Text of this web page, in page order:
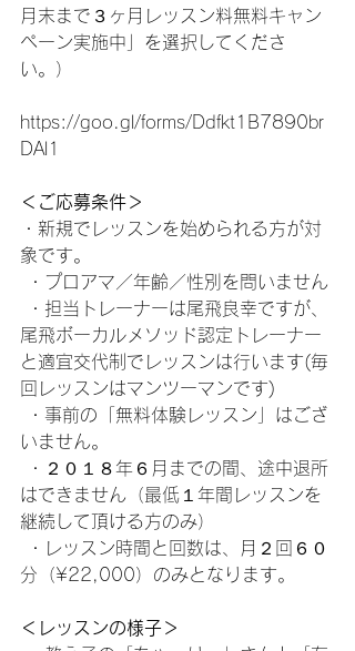
月末まで３ヶ月レッスン料無料キャン
ペーン実施中」を選択してくださ
い。）
https://goo.gl/forms/Ddfkt1B7890br
DAl1
＜ご応募条件＞
・新規でレッスンを始められる方が対
象です。
・プロアマ／年齢／性別を問いません
尾飛ボーカルメソッド認定トレーナー
と適宜交代制でレッスンは行います(毎
回レッスンはマンツーマンです)
いません。
はできません（最低１年間レッスンを
継続して頂ける方のみ）
分（¥22,000）のみとなります。
＜レッスンの様子＞